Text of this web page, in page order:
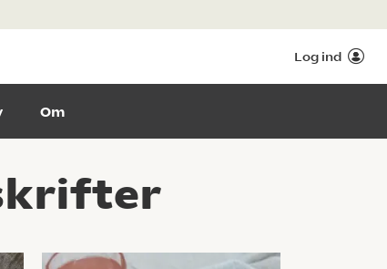
Log ind
Om